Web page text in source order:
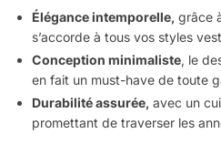
Élégance intemporelle, grâce
s’accorde à tous vos styles
Conception minimaliste, le
en fait un must-have de toute
Durabilité assurée, avec un
promettant de traverser les